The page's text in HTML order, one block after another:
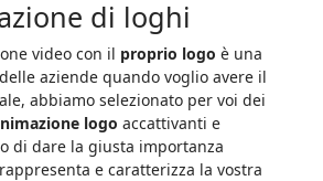
di loghi
video con il proprio logo è una
aziende quando voglio avere il
abbiamo selezionato per voi dei
logo accattivanti e
di dare la giusta importanza
e caratterizza la vostra